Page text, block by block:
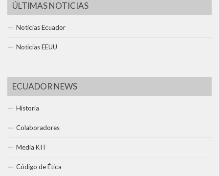
ÚLTIMAS NOTICIAS
Noticias Ecuador
Noticias EEUU
ECUADOR NEWS
Historia
Colaboradores
Media KIT
Código de Ética